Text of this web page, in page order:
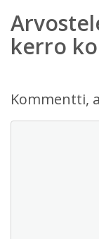
kerro
Kommentti,